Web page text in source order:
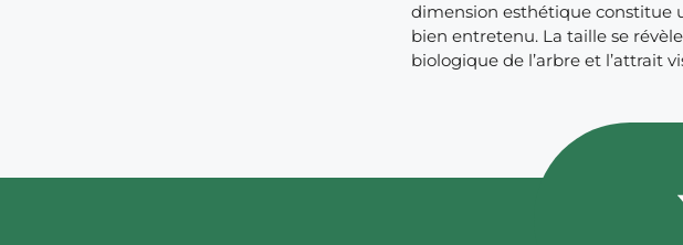
dimension esthétique constitue
bien entretenu. La taille se
biologique de l’arbre et l’attrait